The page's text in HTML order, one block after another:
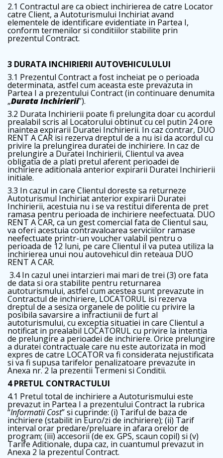
2.1 Contractul are ca obiect inchirierea de catre Locator
catre Client, a Autoturismului Inchiriat avand
elementele de identificare evidentiate in Partea I,
conform termenilor si conditiilor stabilite prin
prezentul Contract.
3 DURATA INCHIRIERII AUTOVEHICULULUI
3.1 Prezentul Contract a fost incheiat pe o perioada
determinata, astfel cum aceasta este prevazuta in
Partea I a prezentului Contract (in continuare denumita
„Durata Inchirierii”).
3.2 Durata Inchirierii poate fi prelungita doar cu acordul
prealabil scris al Locatorului obtinut cu cel putin 24 ore
inaintea expirarii Duratei Inchirierii. In caz contrar, DUO
RENT A CAR isi rezerva dreptul de a nu isi da acordul cu
privire la prelungirea duratei de inchiriere. In caz de
prelungire a Duratei Inchirierii, Clientul va avea
obligatia de a plati pretul aferent perioadei de
inchiriere aditionala anterior expirarii Duratei Inchirierii
initiale.
3.3 In cazul in care Clientul doreste sa returneze
Autoturismul Inchiriat anterior expirarii Duratei
Inchirierii, acestuia nu i se va restitui diferenta de pret
ramasa pentru perioada de inchiriere neefectuata. DUO
RENT A CAR, ca un gest comercial fata de Clientul sau,
va oferi acestuia contravaloarea serviciilor ramase
neefectuate printr-un voucher valabil pentru o
perioada de 12 luni, pe care Clientul il va putea utiliza la
inchirierea unui nou autovehicul din reteaua DUO
RENT A CAR.
3.4 In cazul unei intarzieri mai mari de trei (3) ore fata
de data si ora stabilite pentru returnarea
autoturismului, astfel cum acestea sunt prevazute in
Contractul de inchiriere, LOCATORUL isi rezerva
dreptul de a sesiza organele de politie cu privire la
posibila savarsire a infractiunii de furt al
autoturismului, cu exceptia situatiei in care Clientul a
notificat in prealabil LOCATORUL cu privire la intentia
de prelungire a perioadei de inchiriere. Orice prelungire
a duratei contractuale care nu este autorizata in mod
expres de catre LOCATOR va fi considerata nejustificata
si va fi supusa tarifelor penalizatoare prevazute in
Anexa nr. 2 la prezentii Termeni si Conditii.
4 PRETUL CONTRACTULUI
4.1 Pretul total de inchiriere a Autoturismului este
prevazut in Partea I a prezentului Contract la rubrica
“Informatii Cost” si cuprinde: (i) Tariful de baza de
inchiriere (stabilit in Euro/zi de inchiriere); (ii) Tarif
interval orar predare/preluare in afara orelor de
program; (iii) accesorii (de ex. GPS, scaun copil) si (v)
Tarife Aditionale, dupa caz, in cuantumul prevazut in
Anexa 2 la prezentul Contract.